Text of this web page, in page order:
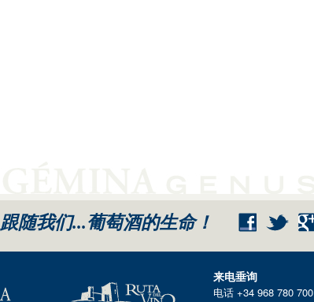
跟随我们...葡萄酒的生命！
来电垂询
电话 +34 968 780 700